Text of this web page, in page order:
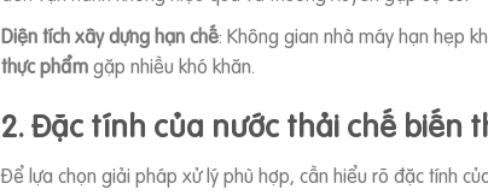
Diện tích xây dựng hạn chế: Không gian nhà máy hạn hẹp
thực phẩmgặp nhiều khó khăn.
2. Đặc tính của nước thải chế biến
Để lựa chọn giải pháp xử lý phù hợp, cần hiểu rõ đặc tính